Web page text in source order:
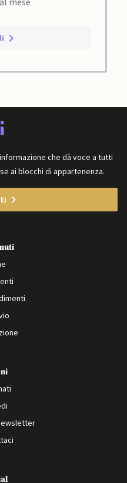
che dà voce a tutti
ai blocchi di appartenenza.